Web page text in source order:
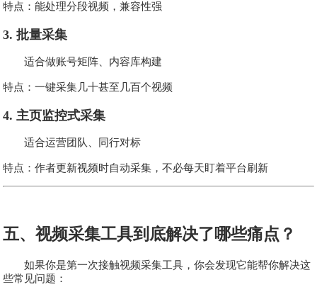
特点：能处理分段视频，兼容性强
3. 批量采集
适合做账号矩阵、内容库构建
特点：一键采集几十甚至几百个视频
4. 主页监控式采集
适合运营团队、同行对标
特点：作者更新视频时自动采集，不必每天盯着平台刷新
五、视频采集工具到底解决了哪些痛点？
如果你是第一次接触视频采集工具，你会发现它能帮你解决这
些常见问题：